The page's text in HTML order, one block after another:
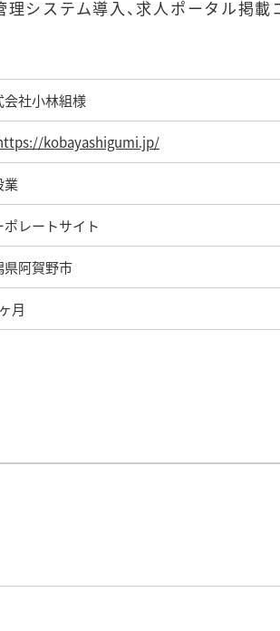
理システム導入、求人ポータル掲
会社小林組様
kobayashigumi.jp/
業
ポレートサイト
県阿賀野市
月